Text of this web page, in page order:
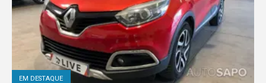
EM DESTAQUE